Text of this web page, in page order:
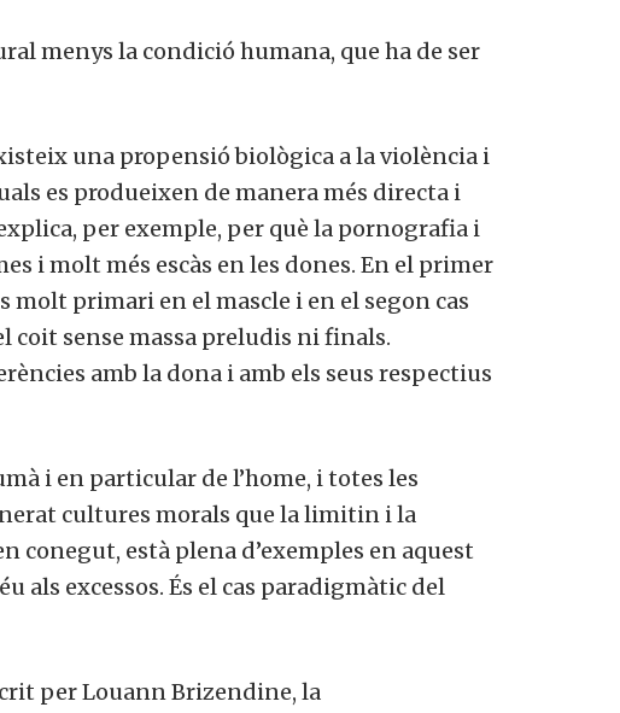
menys la condició humana, que ha de ser
una propensió biològica a la violència i
es produeixen de manera més directa i
per exemple, per què la pornografia i
i molt més escàs en les dones. En el primer
molt primari en el mascle i en el segon cas
coit sense massa preludis ni finals.
amb la dona i amb els seus respectius
i en particular de l’home, i totes les
cultures morals que la limitin i la
conegut, està plena d’exemples en aquest
als excessos. És el cas paradigmàtic del
per Louann Brizendine, la